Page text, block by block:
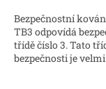
5
hvězdiček.
Bezpečnostní
TB3 odpovídá
třídě číslo 3. Tato
bezpečnosti je